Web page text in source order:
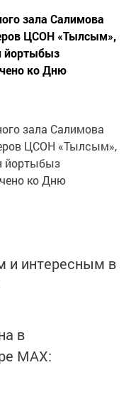
зала Салимова
ЦСОН «Тылсым»,
йортыбыз
ко Дню
зала Салимова
ЦСОН «Тылсым»,
йортыбыз
ко Дню
и интересным в
в
MАХ: